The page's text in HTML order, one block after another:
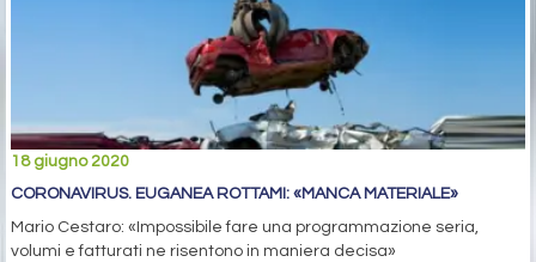
18 giugno 2020
CORONAVIRUS. EUGANEA ROTTAMI: «MANCA MATERIALE»
Mario Cestaro: «Impossibile fare una programmazione seria,
volumi e fatturati ne risentono in maniera decisa»